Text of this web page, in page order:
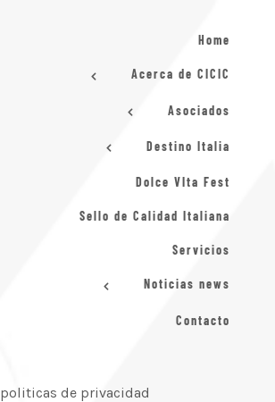
Home
Acerca de CICIC
Asociados
Destino Italia
Dolce VIta Fest
Sello de Calidad Italiana
Servicios
Noticias news
Contacto
politicas de privacidad